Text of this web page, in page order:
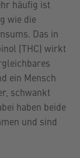
häufig ist
wie die
Das in
(THC) wirkt
ein Mensch
schwankt
haben beide
und sind